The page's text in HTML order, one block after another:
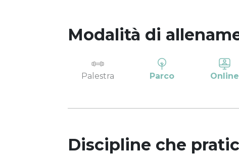
Modalità di
Palestra Parco Online
Discipline che